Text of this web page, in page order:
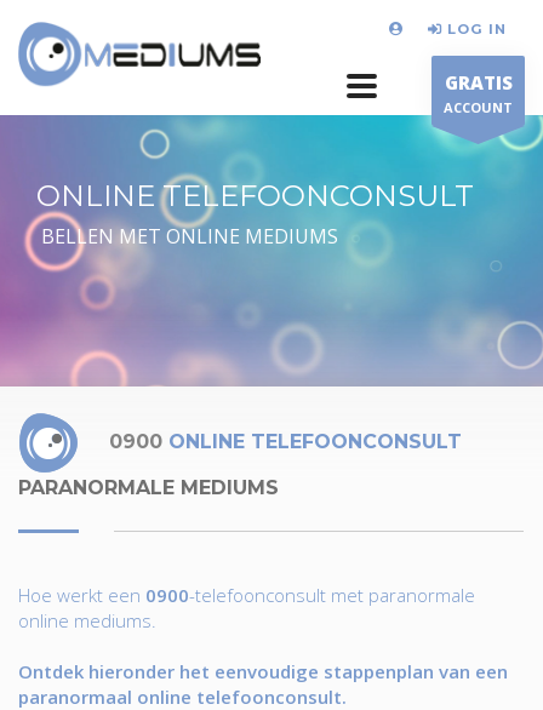
LOG IN
GRATIS
ACCOUNT
ONLINE TELEFOONCONSULT
BELLEN MET ONLINE MEDIUMS
0900 ONLINE TELEFOONCONSULT
PARANORMALE MEDIUMS
Hoe werkt een 0900-telefoonconsult met paranormale
online mediums.
Ontdek hieronder het eenvoudige stappenplan van een
paranormaal online telefoonconsult.